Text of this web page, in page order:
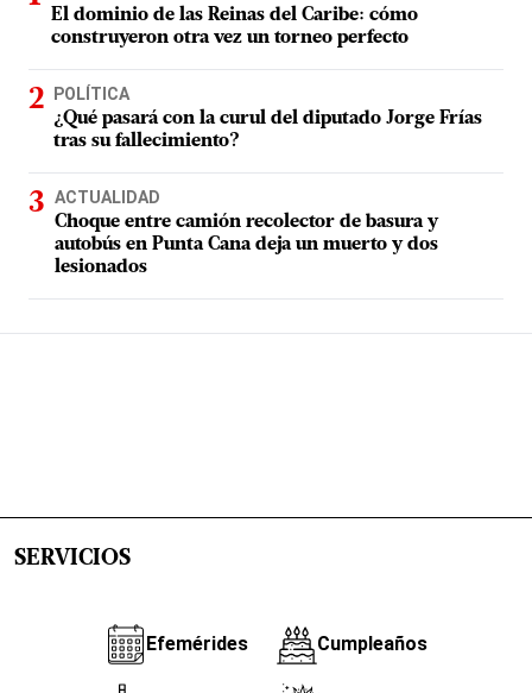
El dominio de las Reinas del Caribe: cómo
construyeron otra vez un torneo perfecto
POLÍTICA
¿Qué pasará con la curul del diputado Jorge Frías
tras su fallecimiento?
ACTUALIDAD
Choque entre camión recolector de basura y
autobús en Punta Cana deja un muerto y dos
lesionados
SERVICIOS
Efemérides Cumpleaños